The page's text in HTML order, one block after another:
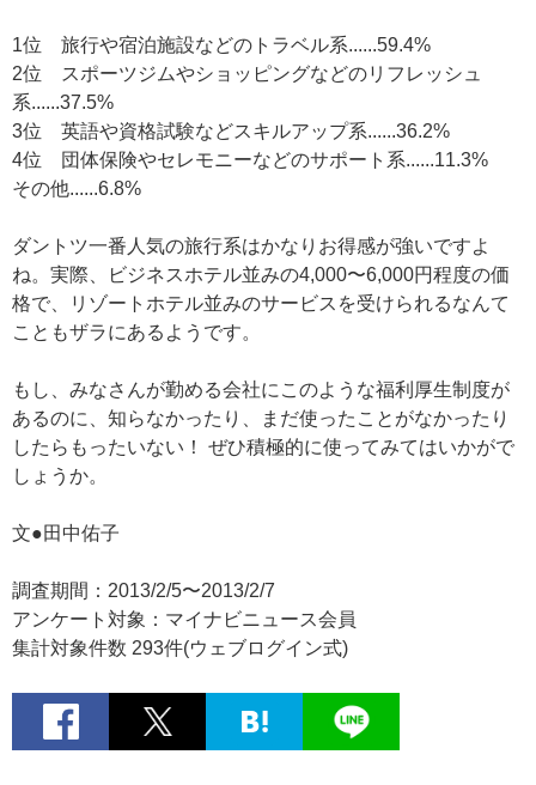
1位 旅行や宿泊施設などのトラベル系......59.4%
2位 スポーツジムやショッピングなどのリフレッシュ
系......37.5%
3位 英語や資格試験などスキルアップ系......36.2%
4位 団体保険やセレモニーなどのサポート系......11.3%
その他......6.8%
ダントツ一番人気の旅行系はかなりお得感が強いですよ
ね。実際、ビジネスホテル並みの4,000〜6,000円程度の価
格で、リゾートホテル並みのサービスを受けられるなんて
こともザラにあるようです。
もし、みなさんが勤める会社にこのような福利厚生制度が
あるのに、知らなかったり、まだ使ったことがなかったり
したらもったいない！ ぜひ積極的に使ってみてはいかがで
しょうか。
文●田中佑子
調査期間：2013/2/5〜2013/2/7
アンケート対象：マイナビニュース会員
集計対象件数 293件(ウェブログイン式)